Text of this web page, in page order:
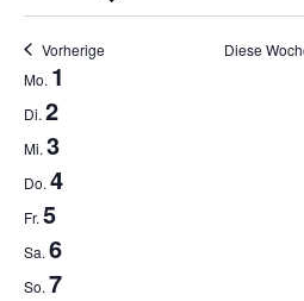
Vorherige Diese
Woche
von
Veranstaltungen
Mo. 1
Di. 2
Mi. 3
Do. 4
Fr. 5
Sa. 6
So. 7